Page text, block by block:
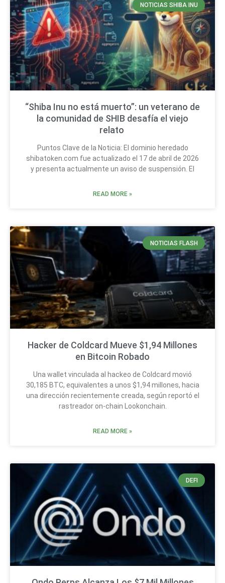
NOTICIAS SHIBA INU
“Shiba Inu no está muerto”: un veterano de
la comunidad de SHIB desafía el viejo
relato
Puntos Clave de la Noticia: El dominio heredado
shibatoken.com fue actualizado el 17 de abril de 2026
y presenta actualmente un aviso de suspensión. El
READ MORE »
NOTICIAS FLASH
Hacker de Coldcard Mueve $1,94 Millones
en Bitcoin Robado
Una wallet vinculada al hackeo de Coldcard movió
30,185 BTC, equivalentes a unos $1,94 millones, hacia
una dirección recientemente creada, según reportó el
rastreador on-chain Lookonchain.
READ MORE »
DEFI